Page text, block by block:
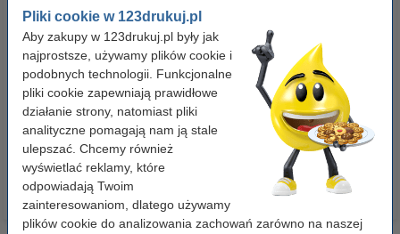
Pliki cookie w 123drukuj.pl
Aby zakupy w 123drukuj.pl były jak
najprostsze, używamy plików cookie i
podobnych technologii. Funkcjonalne
pliki cookie zapewniają prawidłowe
działanie strony, natomiast pliki
analityczne pomagają nam ją stale
ulepszać. Chcemy również
wyświetlać reklamy, które
odpowiadają Twoim
zainteresowaniom, dlatego używamy
plików cookie do analizowania zachowań zarówno na naszej
Zestaw 4x marker do tablic
suchościeralnych (okrągła
końcówka 2,5 mm) 123drukuj
19,90 zł z VAT
Pojemnik na dokumenty (5
szuflad), 123drukuj
99,00 zł z VAT